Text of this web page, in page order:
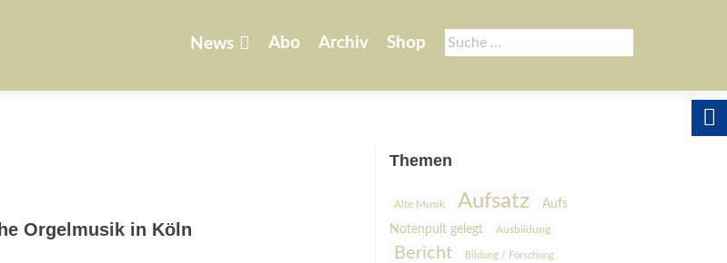
Suche
nach:
springen
News Abo Archiv Shop
Orgelmusik in Köln
Themen
Alte Musik Aufsatz
Aufs
Notenpult gelegt
Ausbildung
Bericht Bildung / Forschung